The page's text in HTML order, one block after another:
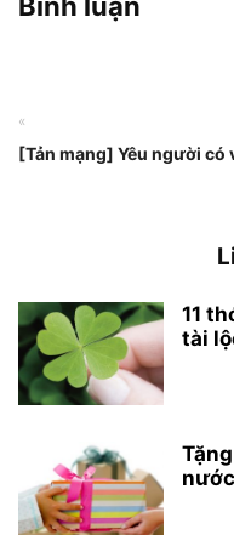
«
[Tản mạng] Yêu người có
11
tài